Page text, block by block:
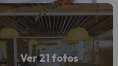
Ver 21 fotos